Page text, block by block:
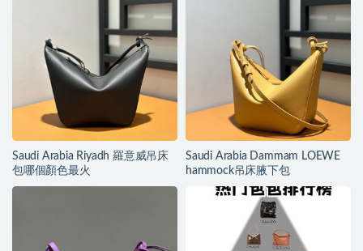
Saudi Arabia Riyadh 羅意威吊床
包哪個顏色最火
Saudi Arabia Dammam LOEWE
hammock吊床腋下包